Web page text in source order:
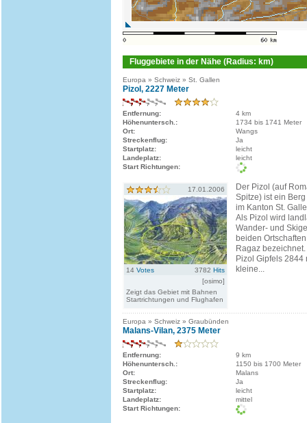
Fluggebiete in der Nähe (Radius: km)
Europa » Schweiz » St. Gallen
Pizol, 2227 Meter
Entfernung:
4 km
Höhenuntersch.:
1734 bis 1741 Meter
Ort:
Wangs
Streckenflug:
Ja
Startplatz:
leicht
Landeplatz:
leicht
Start Richtungen:
17.01.2006
14 Votes 3782 Hits
[osimo]
Zeigt das Gebiet mit Bahnen
Startrichtungen und Flughafen
Der Pizol (auf
Spitze) ist ein
im Kanton St.
Als Pizol wird
Wander- und
beiden
Ragaz
Pizol Gipfels 2844
kleine...
Europa » Schweiz » Graubünden
Malans-Vilan, 2375 Meter
Entfernung:
9 km
Höhenuntersch.:
1150 bis 1700 Meter
Ort:
Malans
Streckenflug:
Ja
Startplatz:
leicht
Landeplatz:
mittel
Start Richtungen: